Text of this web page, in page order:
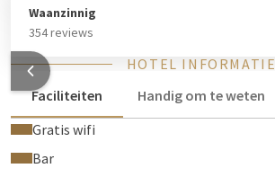
Waanzinnig
354 reviews
HOTEL INFORMATIE
Faciliteiten
Handig om te weten
Gratis wifi
Bar